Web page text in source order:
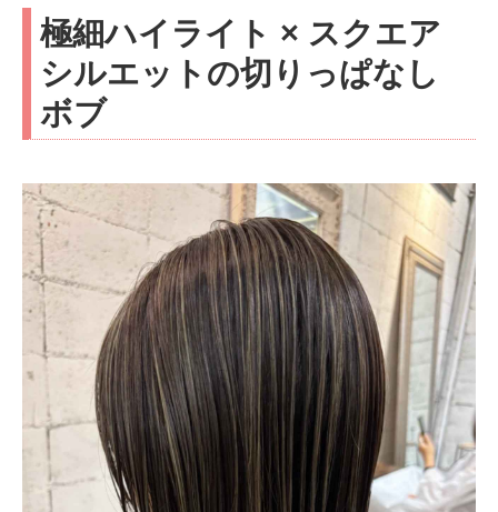
極細ハイライト × スクエア
シルエットの切りっぱなし
ボブ